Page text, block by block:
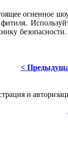
огненное
<
и